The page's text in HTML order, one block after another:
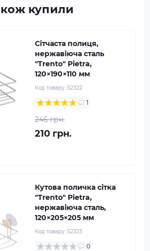
купили
Сітчаста полиця,
нержавіюча сталь
"Trento" Pietra,
120×190×110 мм
Код товару: 52322
1
246 грн.
210 грн.
Кутова поличка сітка
"Trento" Pietra,
нержавіюча сталь,
120×205×205 мм
Код товару: 52323
0